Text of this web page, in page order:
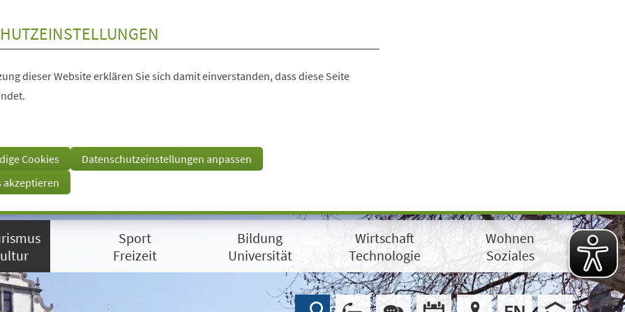
dieser Website erklären Sie sich damit einverstanden, dass diese Seite
Cookies
Datenschutzeinstellungen anpassen
akzeptieren
Sport
Freizeit
Bildung
Universität
Wirtschaft
Technologie
Wohnen
Soziales